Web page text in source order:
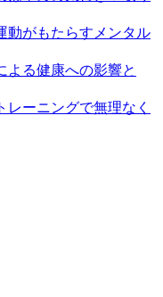
動がもたらすメンタル
よる健康への影響と
レーニングで無理なく